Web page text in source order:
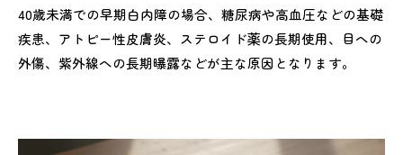
40歳未満での早期白内障の場合、糖尿病や高血圧などの基礎
疾患、アトピー性皮膚炎、ステロイド薬の長期使用、目への
外傷、紫外線への長期曝露などが主な原因となります。